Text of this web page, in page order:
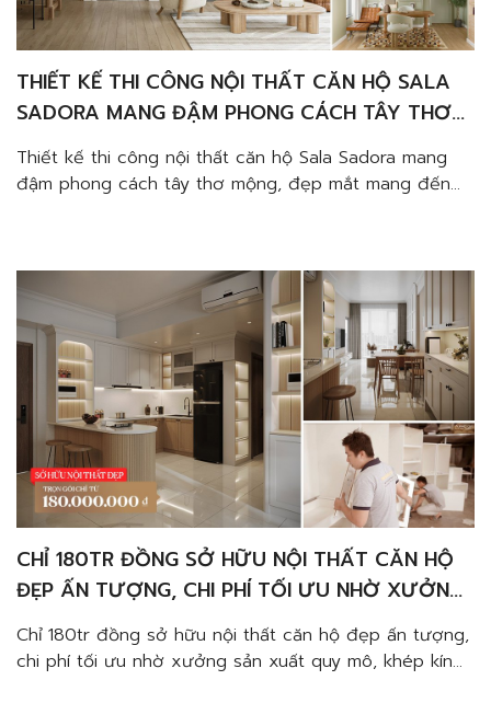
THIẾT KẾ THI CÔNG NỘI THẤT CĂN HỘ SALA
SADORA MANG ĐẬM PHONG CÁCH TÂY THƠ
MỘNG, ĐẸP MẮT
Thiết kế thi công nội thất căn hộ Sala Sadora mang
đậm phong cách tây thơ mộng, đẹp mắt mang đến
đẹp mắt và […]
CHỈ 180TR ĐỒNG SỞ HỮU NỘI THẤT CĂN HỘ
ĐẸP ẤN TƯỢNG, CHI PHÍ TỐI ƯU NHỜ XƯỞNG
SẢN XUẤT QUY MÔ, KHÉP KÍN
Chỉ 180tr đồng sở hữu nội thất căn hộ đẹp ấn tượng,
chi phí tối ưu nhờ xưởng sản xuất quy mô, khép kín